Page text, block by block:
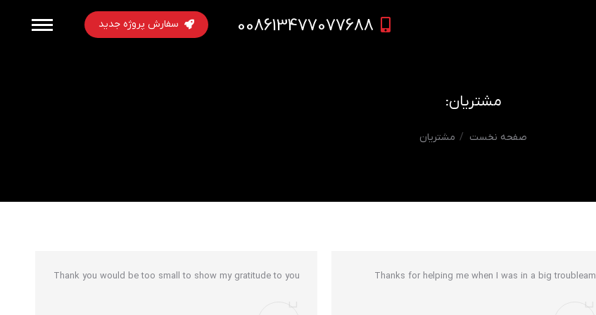
008613477077688 سفارش پروژه جدید
مشتریان:
مکان شما:
صفحه نخست مشتریان
Thank you would be too small to show my gratitude to you Thanks for helping me when I was in a big troubleam